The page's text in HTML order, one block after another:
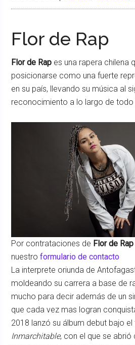
Flor de Rap
Flor de Rap es una rapera chilena
posicionarse como una fuerte
en su país, llevando su música al
reconocimiento a lo largo de
Por contrataciones de Flor de Rap
nuestroformulario de contacto
La interprete oriunda de
moldeando su carrera a base de
mucho para decir además de un
que cada vez mas logran
2018 lanzó su álbum debut bajo el
Inmarchitable, con el que se abrió